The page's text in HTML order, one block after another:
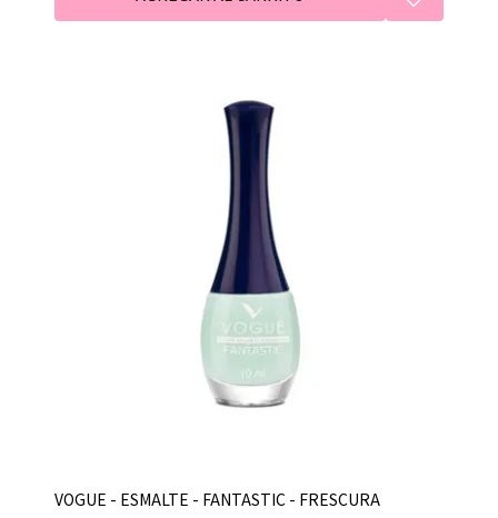
VOGUE - ESMALTE - FANTASTIC - FRESCURA